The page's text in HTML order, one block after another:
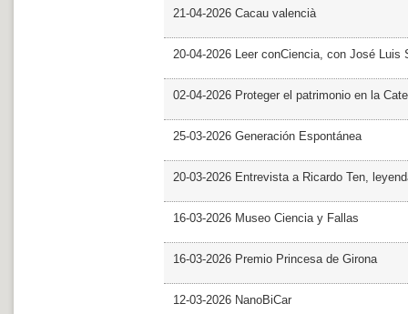
21-04-2026 Cacau valencià
20-04-2026 Leer conCiencia, con José Luis
02-04-2026 Proteger el patrimonio en la
25-03-2026 Generación Espontánea
20-03-2026 Entrevista a Ricardo Ten,
16-03-2026 Museo Ciencia y Fallas
16-03-2026 Premio Princesa de Girona
12-03-2026 NanoBiCar